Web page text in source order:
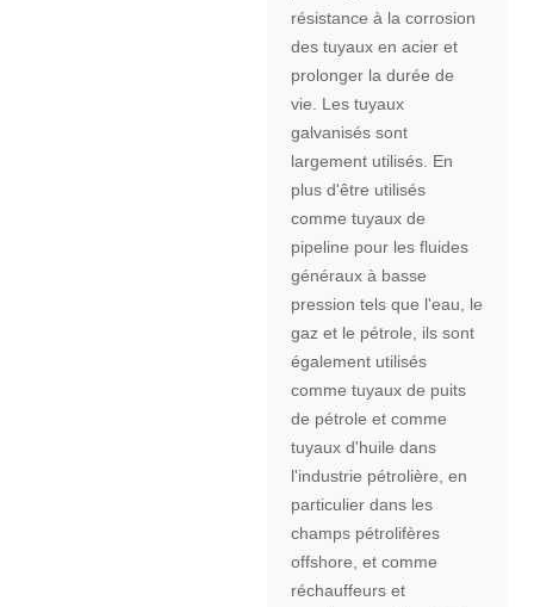
résistance à la corrosion
des tuyaux en acier et
prolonger la durée de
vie. Les tuyaux
galvanisés sont
largement utilisés. En
plus d'être utilisés
comme tuyaux de
pipeline pour les fluides
généraux à basse
pression tels que l'eau, le
gaz et le pétrole, ils sont
également utilisés
comme tuyaux de puits
de pétrole et comme
tuyaux d'huile dans
l'industrie pétrolière, en
particulier dans les
champs pétrolifères
offshore, et comme
réchauffeurs et